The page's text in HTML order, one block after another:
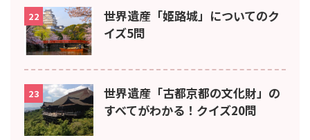
22
世界遺産「姫路城」についてのク
イズ5問
23
世界遺産「古都京都の文化財」の
すべてがわかる！クイズ20問